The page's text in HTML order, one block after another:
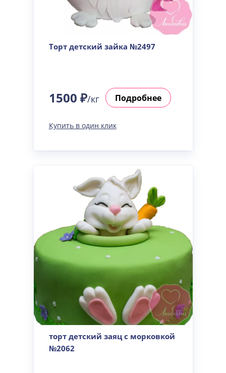
Торт детский зайка №2497
1500 ₽/кг Подробнее
Купить в один клик
торт детский заяц с морковкой
№2062